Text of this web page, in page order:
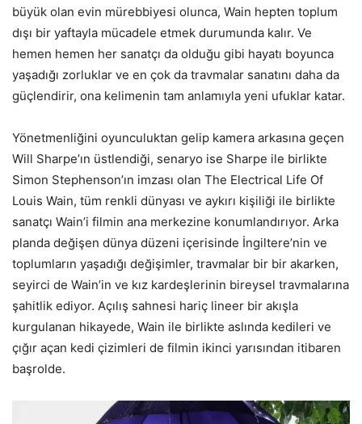
büyük olan evin mürebbiyesi olunca, Wain hepten toplum
dışı bir yaftayla mücadele etmek durumunda kalır. Ve
hemen hemen her sanatçı da olduğu gibi hayatı boyunca
yaşadığı zorluklar ve en çok da travmalar sanatını daha da
güçlendirir, ona kelimenin tam anlamıyla yeni ufuklar katar.
Yönetmenliğini oyunculuktan gelip kamera arkasına geçen
Will Sharpe’ın üstlendiği, senaryo ise Sharpe ile birlikte
Simon Stephenson’ın imzası olan The Electrical Life Of
Louis Wain, tüm renkli dünyası ve aykırı kişiliği ile birlikte
sanatçı Wain’i filmin ana merkezine konumlandırıyor. Arka
planda değişen dünya düzeni içerisinde İngiltere’nin ve
toplumların yaşadığı değişimler, travmalar bir bir akarken,
seyirci de Wain’in ve kız kardeşlerinin bireysel travmalarına
şahitlik ediyor. Açılış sahnesi hariç lineer bir akışla
kurgulanan hikayede, Wain ile birlikte aslında kedileri ve
çığır açan kedi çizimleri de filmin ikinci yarısından itibaren
başrolde.